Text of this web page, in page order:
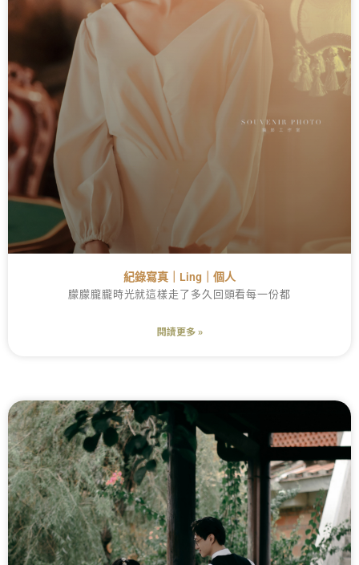
紀錄寫真｜Ling｜個人
朦朦朧朧時光就這樣走了多久回頭看每一份都
閱讀更多 »